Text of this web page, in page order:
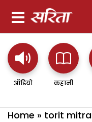
ऑडियो कहानी
Home » torit mitra